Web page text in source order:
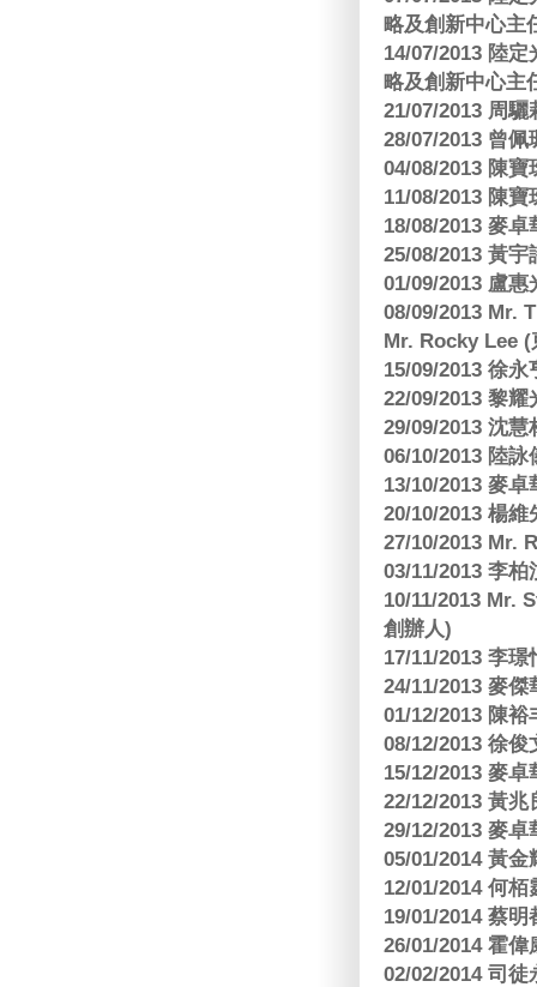
略及創新中心主
14/07/2013 陸
略及創新中心主
21/07/2013 周
28/07/2013 曾
04/08/2013 陳
11/08/2013 陳
18/08/2013 麥
25/08/2013 黃
01/09/2013 盧
08/09/2013 Mr.
Mr. Rocky Lee
15/09/2013 徐
22/09/2013 黎
29/09/2013 沈
06/10/2013 陸
13/10/2013 麥
20/10/2013 楊
27/10/2013 Mr.
03/11/2013 李
10/11/2013 Mr.
創辦人)
17/11/2013 李
24/11/2013 麥
01/12/2013 陳
08/12/2013 徐
15/12/2013 麥
22/12/2013 黃
29/12/2013 麥
05/01/2014 黃
12/01/2014 何
19/01/2014 蔡
26/01/2014 霍
02/02/2014 司